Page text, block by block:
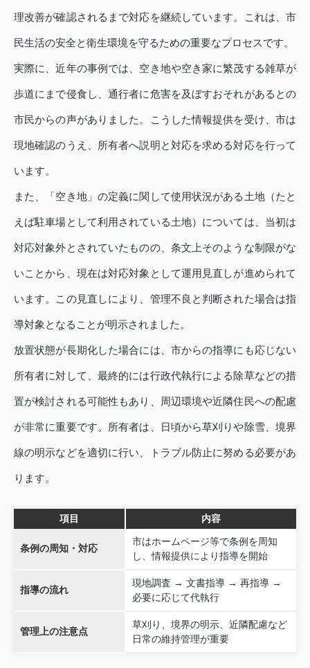
理改善が確認されるまで対応を継続しています。これは、市
民生活の安全と衛生環境を守るための重要なプロセスです。
実際に、近年の事例では、空き地や空き家に繁茂する雑草が
歩道にまで侵食し、通行者に危害を及ぼすおそれがあるとの
市民からの声がありました。こうした情報提供を受け、市は
現地確認のうえ、所有者へ説明と対応を求める対応を行って
います。
また、「空き地」の定義に関して使用状況がある土地（たと
えば駐車場として利用されている土地）については、当初は
対応対象外とされていたものの、条文上そのような制限がな
いことから、現在は対応対象として運用見直しが進められて
います。この見直しにより、管理不良と判断された場合は指
導対象となることが明示されました。
放置状態が長期化した場合には、市からの指導にも応じない
所有者に対して、最終的には行政代執行による除草などの措
置が検討される可能性もあり、周辺環境や近隣住民への配慮
が非常に重要です。所有者は、日頃から草刈りや除雪、境界
線の明示などを適切に行い、トラブル防止に努める必要があ
ります。
項目 内容
条例の周知・対応
市はホームページ等で条例を周知
し、情報提供により指導を開始
指導の流れ
現地調査 → 文書指導 → 再指導 →
必要に応じて代執行
管理上の注意点
草刈り、境界の明示、近隣配慮など
日常の維持管理が重要